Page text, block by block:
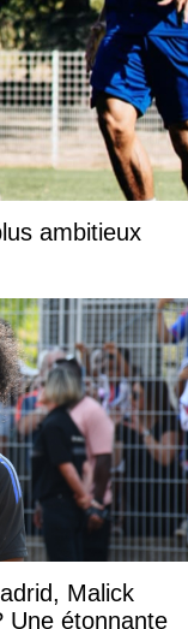
ambitieux
Malick
Une étonnante